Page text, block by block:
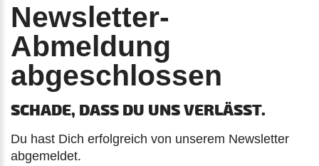
Newsletter-
Abmeldung
abgeschlossen
SCHADE, DASS DU UNS VERLÄSST.
Du hast Dich erfolgreich von unserem Newsletter
abgemeldet.